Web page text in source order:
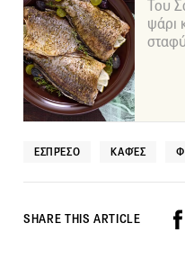
Του
ψάρι
ΕΣΠΡΈΣΟ ΚΑΦΈΣ
SHARE THIS ARTICLE